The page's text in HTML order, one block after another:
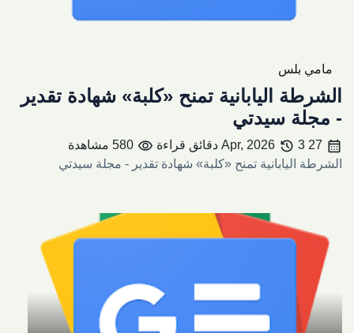
مامي بلس
الشرطة اليابانية تمنح «كلبة» شهادة تقدير
- مجلة سيدتي
calendar_month
27 Apr, 2026
history 3 دقائق قراءة visibility 580 مشاهدة
الشرطة اليابانية تمنح «كلبة» شهادة تقدير - مجلة سيدتي